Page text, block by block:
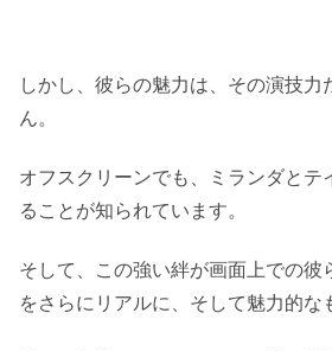
しかし、彼らの魅力は、その演技力
ん。
オフスクリーンでも、ミランダとテ
ることが知られています。
そして、この強い絆が画面上での彼
をさらにリアルに、そして魅力的な